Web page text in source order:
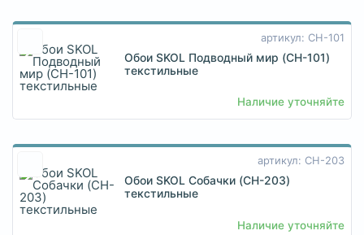
артикул: CH-101
Обои SKOL Подводный мир (CH-101)
текстильные
Наличие уточняйте
артикул: CH-203
Обои SKOL Собачки (CH-203)
текстильные
Наличие уточняйте